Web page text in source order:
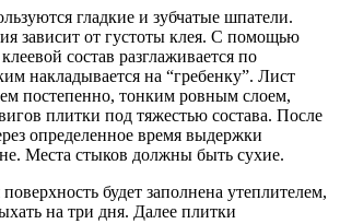
гладкие и зубчатые шпатели.
зависит от густоты клея. С помощью
состав разглаживается по
накладывается на “гребенку”. Лист
постепенно, тонким ровным слоем,
плитки под тяжестью состава. После
определенное время выдержки
Места стыков должны быть сухие.
будет заполнена утеплителем,
на три дня. Далее плитки